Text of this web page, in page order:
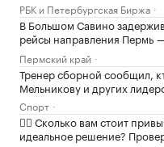
РБК и Петербургская Биржа
В Большом Савино
рейсы направления Пермь
Пермский край
Тренер сборной сообщил,
Мельникову и других
Спорт
✍🏻 Сколько вам стоит
идеальное решение?